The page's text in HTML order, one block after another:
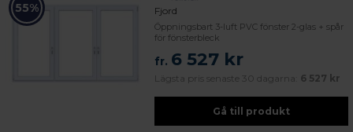
55% Fjord
Öppningsbart 3-luft PVC fönster 2-glas + spår
för fönsterbleck
fr. 6 527 kr
Lägsta pris senaste 30 dagarna: 6 527 kr
Gå till produkt